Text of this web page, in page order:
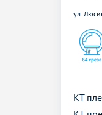
ул.
КТ